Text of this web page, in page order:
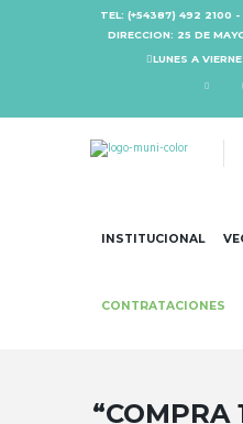
TEL: (+54387) 492 2100
DIRECCION: 25 DE
LUNES A
INSTITUCIONAL
CONTRATACIONES
“COMPRA